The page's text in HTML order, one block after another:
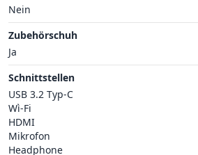
Nein
Zubehörschuh
Ja
Schnittstellen
USB 3.2 Typ-C
Wì-Fi
HDMI
Mikrofon
Headphone